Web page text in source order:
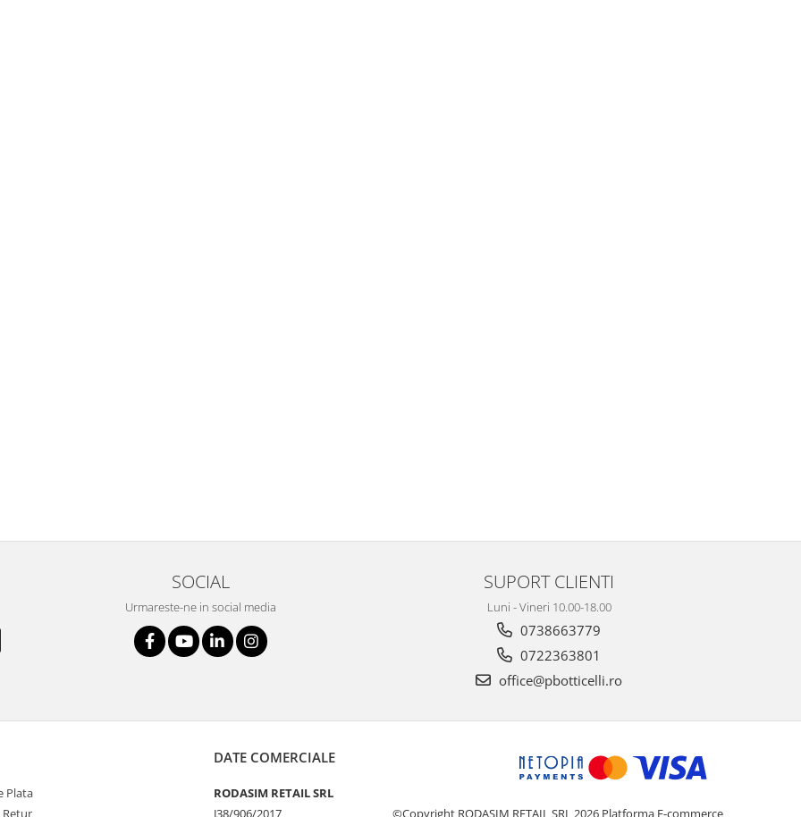
SOCIAL
Urmareste-ne in social media
SUPORT CLIENTI
Luni - Vineri 10.00-18.00
0738663779
0722363801
office@pbotticelli.ro
Plata
Retur
DATE COMERCIALE
RODASIM RETAIL SRL
J38/906/2017
©Copyright RODASIM RETAIL SRL 2026 Platforma E-commerce